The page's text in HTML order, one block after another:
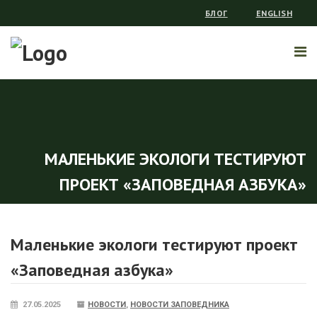
БЛОГ ENGLISH
МАЛЕНЬКИЕ ЭКОЛОГИ ТЕСТИРУЮТ
ПРОЕКТ «ЗАПОВЕДНАЯ АЗБУКА»
Маленькие экологи тестируют проект
«Заповедная азбука»
27.05.2025 НОВОСТИ, НОВОСТИ ЗАПОВЕДНИКА